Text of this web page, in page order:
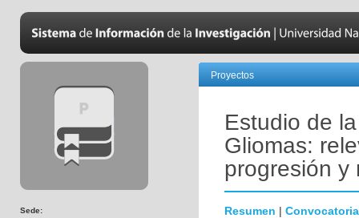
Sede:
Proyectos
Estudio de
Gliomas:
progresión y
Resumen | Convocatoria